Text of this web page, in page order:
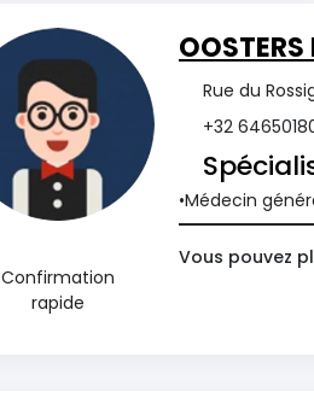
Confirmation
rapide
Rue du
+32
Médecin
Vous pouvez